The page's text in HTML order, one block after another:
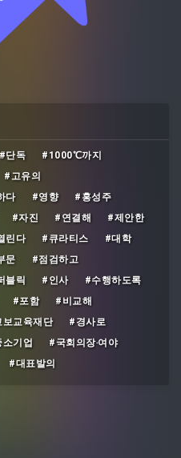
#단독
#1000℃까지
#고유의
다 #영향
#홍성주
#자진 #연결해
#제안한
린다 #큐라티스
#대학
문
#점검하고
블릭 #인사
#수행하도록
#포함
#비교해
보교육재단
#경사로
소기업
#국회의장‧여야
#대표발의